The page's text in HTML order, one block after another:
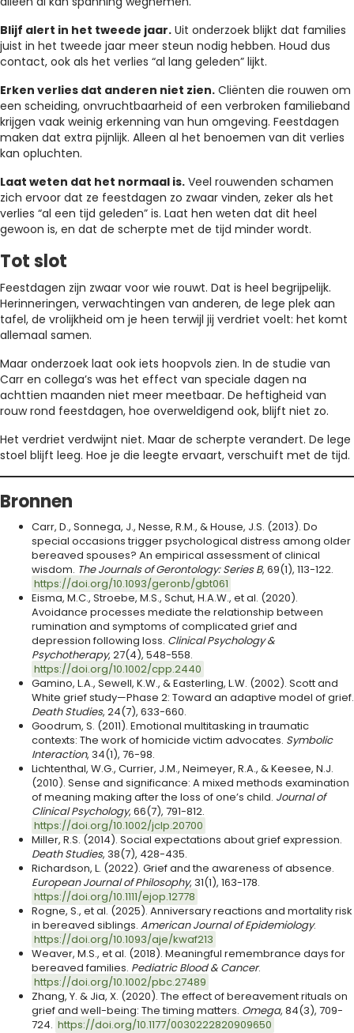
Blijf alert in het tweede jaar. Uit onderzoek blijkt dat families
juist in het tweede jaar meer steun nodig hebben. Houd dus
contact, ook als het verlies “al lang geleden” lijkt.
Erken verlies dat anderen niet zien. Cliënten die rouwen om
een scheiding, onvruchtbaarheid of een verbroken familieband
krijgen vaak weinig erkenning van hun omgeving. Feestdagen
maken dat extra pijnlijk. Alleen al het benoemen van dit verlies
kan opluchten.
Laat weten dat het normaal is. Veel rouwenden schamen
zich ervoor dat ze feestdagen zo zwaar vinden, zeker als het
verlies “al een tijd geleden” is. Laat hen weten dat dit heel
gewoon is, en dat de scherpte met de tijd minder wordt.
Tot slot
Feestdagen zijn zwaar voor wie rouwt. Dat is heel begrijpelijk.
Herinneringen, verwachtingen van anderen, de lege plek aan
tafel, de vrolijkheid om je heen terwijl jij verdriet voelt: het komt
allemaal samen.
Maar onderzoek laat ook iets hoopvols zien. In de studie van
Carr en collega’s was het effect van speciale dagen na
achttien maanden niet meer meetbaar. De heftigheid van
rouw rond feestdagen, hoe overweldigend ook, blijft niet zo.
Het verdriet verdwijnt niet. Maar de scherpte verandert. De lege
stoel blijft leeg. Hoe je die leegte ervaart, verschuift met de tijd.
Bronnen
Carr, D., Sonnega, J., Nesse, R.M., & House, J.S. (2013). Do
special occasions trigger psychological distress among older
bereaved spouses? An empirical assessment of clinical
wisdom. The Journals of Gerontology: Series B, 69(1), 113-122.
https://doi.org/10.1093/geronb/gbt061
Eisma, M.C., Stroebe, M.S., Schut, H.A.W., et al. (2020).
Avoidance processes mediate the relationship between
rumination and symptoms of complicated grief and
depression following loss. Clinical Psychology &
Psychotherapy, 27(4), 548-558.
https://doi.org/10.1002/cpp.2440
Gamino, L.A., Sewell, K.W., & Easterling, L.W. (2002). Scott and
White grief study—Phase 2: Toward an adaptive model of grief.
Death Studies, 24(7), 633-660.
Goodrum, S. (2011). Emotional multitasking in traumatic
contexts: The work of homicide victim advocates. Symbolic
Interaction, 34(1), 76-98.
Lichtenthal, W.G., Currier, J.M., Neimeyer, R.A., & Keesee, N.J.
(2010). Sense and significance: A mixed methods examination
of meaning making after the loss of one’s child. Journal of
Clinical Psychology, 66(7), 791-812.
https://doi.org/10.1002/jclp.20700
Miller, R.S. (2014). Social expectations about grief expression.
Death Studies, 38(7), 428-435.
Richardson, L. (2022). Grief and the awareness of absence.
European Journal of Philosophy, 31(1), 163-178.
https://doi.org/10.1111/ejop.12778
Rogne, S., et al. (2025). Anniversary reactions and mortality risk
in bereaved siblings. American Journal of Epidemiology.
https://doi.org/10.1093/aje/kwaf213
Weaver, M.S., et al. (2018). Meaningful remembrance days for
bereaved families. Pediatric Blood & Cancer.
https://doi.org/10.1002/pbc.27489
Zhang, Y. & Jia, X. (2020). The effect of bereavement rituals on
grief and well-being: The timing matters. Omega, 84(3), 709-
724. https://doi.org/10.1177/0030222820909650